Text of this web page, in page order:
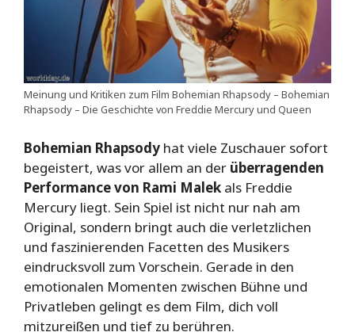
Meinung und Kritiken zum Film Bohemian Rhapsody – Bohemian
Rhapsody – Die Geschichte von Freddie Mercury und Queen
Bohemian Rhapsody hat viele Zuschauer sofort
begeistert, was vor allem an der überragenden
Performance von Rami Malek als Freddie
Mercury liegt. Sein Spiel ist nicht nur nah am
Original, sondern bringt auch die verletzlichen
und faszinierenden Facetten des Musikers
eindrucksvoll zum Vorschein. Gerade in den
emotionalen Momenten zwischen Bühne und
Privatleben gelingt es dem Film, dich voll
mitzureißen und tief zu berühren.